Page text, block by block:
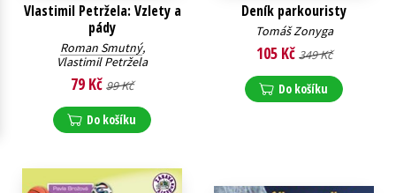
Vlastimil Petržela: Vzlety a
pády
Roman Smutný,
Vlastimil Petržela
79 Kč 99 Kč
Do košíku
Deník parkouristy
Tomáš Zonyga
105 Kč 349 Kč
Do košíku